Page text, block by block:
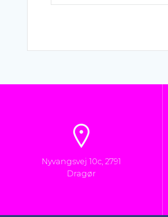
Nyvangsvej 10c, 2791
Dragør